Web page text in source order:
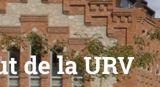
de la URV